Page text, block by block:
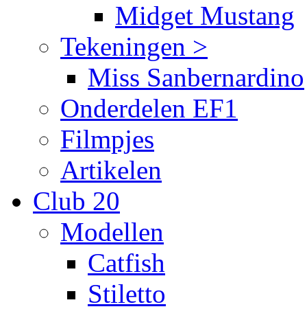
Midget Mustang
Tekeningen >
Miss Sanbernardino
Onderdelen EF1
Filmpjes
Artikelen
Club 20
Modellen
Catfish
Stiletto